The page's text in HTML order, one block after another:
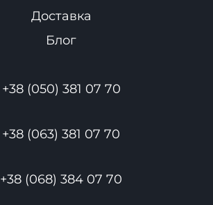
Доставка
Блог
+38 (050) 381 07 70
+38 (063) 381 07 70
+38 (068) 384 07 70